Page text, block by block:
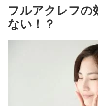
フルアクレフの
ない！？